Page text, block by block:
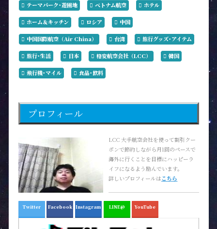
テーマパーク･遊園地 ベトナム航空 ホテル
ホーム＆キッチン ロシア 中国
中国国際航空（Air China） 台湾 旅行グッズ･アイテム
旅行･生活 日本 格安航空会社（LCC） 韓国
飛行機･マイル 食品･飲料
プロフィール
LCC 大手航空会社を使って割引クー
ポンで節約しながら月1回のペースで
海外に行くことを目標にハッピーラ
イフになるよう励んでいます。
詳しいプロフィールはこちら
Twitter Facebook Instagram LINE@ YouTube